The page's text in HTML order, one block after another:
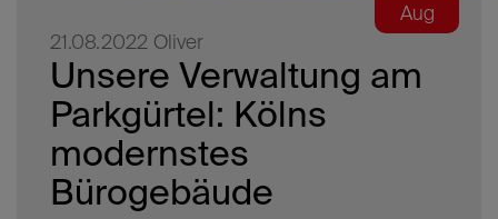
Aug
21.08.2022 Oliver
Unsere Verwaltung am
Parkgürtel: Kölns
modernstes
Bürogebäude